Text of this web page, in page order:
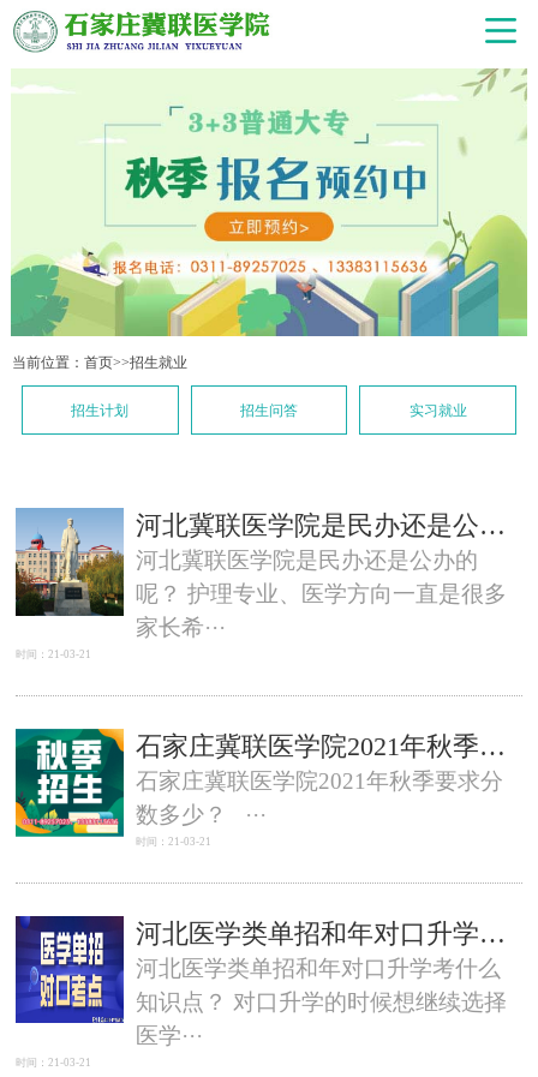
当前位置： 首页>>招生就业
招生计划 招生问答 实习就业
河北冀联医学院是民办还是公办的呢？
河北冀联医学院是民办还是公办的
呢？ 护理专业、医学方向一直是很多
家长希···
时间：21-03-21
石家庄冀联医学院2021年秋季要求分数多少？
石家庄冀联医学院2021年秋季要求分
数多少？ ···
时间：21-03-21
河北医学类单招和年对口升学考什么知识点？
河北医学类单招和年对口升学考什么
知识点？ 对口升学的时候想继续选择
医学···
时间：21-03-21